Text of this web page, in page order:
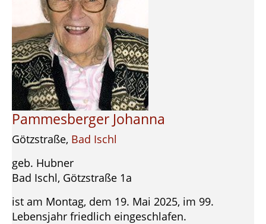
Pammesberger Johanna
Götzstraße, Bad Ischl
geb. Hubner
Bad Ischl, Götzstraße 1a
ist am Montag, dem 19. Mai 2025, im 99.
Lebensjahr friedlich eingeschlafen.